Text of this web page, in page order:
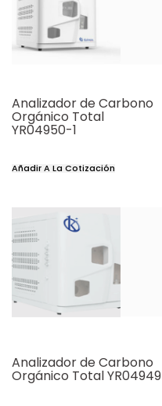
Analizador de Carbono
Orgánico Total
YR04950-1
Añadir A La Cotización
Analizador de Carbono
Orgánico Total YR04949